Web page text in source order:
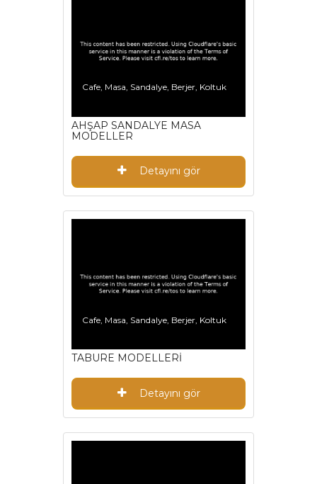
Cafe, Masa, Sandalye, Berjer, Koltuk
AHŞAP SANDALYE MASA
MODELLER
Detayını gör
Cafe, Masa, Sandalye, Berjer, Koltuk
TABURE MODELLERİ
Detayını gör